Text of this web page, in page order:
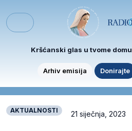
Menu
Kršćanski glas u tvome domu
Arhiv emisija Donirajte
AKTUALNOSTI 21 siječnja, 2023